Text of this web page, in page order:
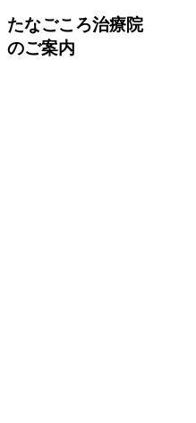
たなごころ治療院
のご案内